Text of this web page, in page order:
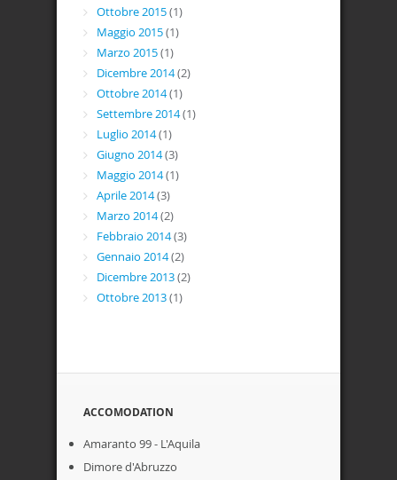
Ottobre 2015(1)
Maggio 2015(1)
Marzo 2015(1)
Dicembre 2014(2)
Ottobre 2014(1)
Settembre 2014(1)
Luglio 2014(1)
Giugno 2014(3)
Maggio 2014(1)
Aprile 2014(3)
Marzo 2014(2)
Febbraio 2014(3)
Gennaio 2014(2)
Dicembre 2013(2)
Ottobre 2013(1)
ACCOMODATION
Amaranto 99 - L'Aquila
Dimore d'Abruzzo